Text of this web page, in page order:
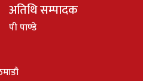
अतिथि सम्पादक
पी पाण्डे